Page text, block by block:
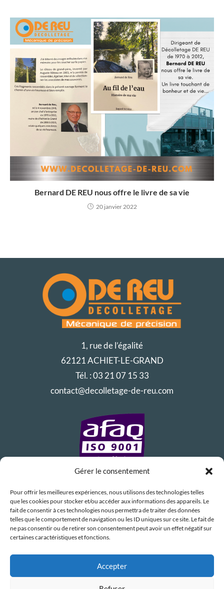
Gérer le consentement
Pour offrir les meilleures expériences, nous utilisons des technologies telles
que les cookies pour stocker et/ou accéder aux informations des appareils. Le
fait de consentir à ces technologies nous permettra de traiter des données
telles que le comportement de navigation ou les ID uniques sur ce site. Le fait de
ne pas consentir ou de retirer son consentement peut avoir un effet négatif sur
certaines caractéristiques et fonctions.
Accepter
Bernard DE REU nous offre le livre de sa vie
20 janvier 2022
1, rue de l’égalité
62121 ACHIET-LE-GRAND
Tél. :03 21 07 15 33
contact@decolletage-de-reu.com